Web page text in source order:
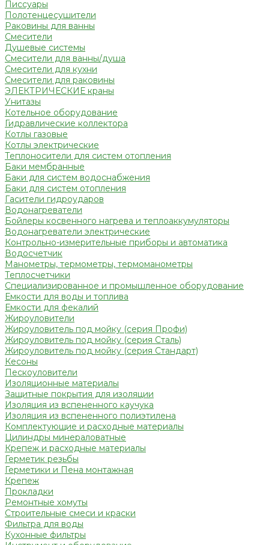
Писсуары
Полотенцесушители
Раковины для ванны
Смесители
Душевые системы
Смесители для ванны/душа
Смесители для кухни
Смесители для раковины
ЭЛЕКТРИЧЕСКИЕ краны
Унитазы
Котельное оборудование
Гидравлические коллектора
Котлы газовые
Котлы электрические
Теплоносители для систем отопления
Баки мембранные
Баки для систем водоснабжения
Баки для систем отопления
Гасители гидроударов
Водонагреватели
Бойлеры косвенного нагрева и теплоаккумуляторы
Водонагреватели электрические
Контрольно-измерительные приборы и автоматика
Водосчетчик
Манометры, термометры, термоманометры
Теплосчетчики
Специализированное и промышленное оборудование
Емкости для воды и топлива
Емкости для фекалий
Жироуловители
Жироуловитель под мойку (серия Профи)
Жироуловитель под мойку (серия Сталь)
Жироуловитель под мойку (серия Стандарт)
Кесоны
Пескоуловители
Изоляционные материалы
Защитные покрытия для изоляции
Изоляция из вспененного каучука
Изоляция из вспененного полиэтилена
Комплектующие и расходные материалы
Цилиндры минераловатные
Крепеж и расходные материалы
Герметик резьбы
Герметики и Пена монтажная
Крепеж
Прокладки
Ремонтные хомуты
Строительные смеси и краски
Фильтра для воды
Кухонные фильтры